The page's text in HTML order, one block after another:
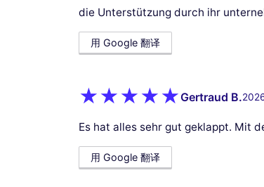
die Unterstützung durch ihr
用 Google 翻译
Gertraud B.
Es hat alles sehr gut geklappt. Mit
用 Google 翻译